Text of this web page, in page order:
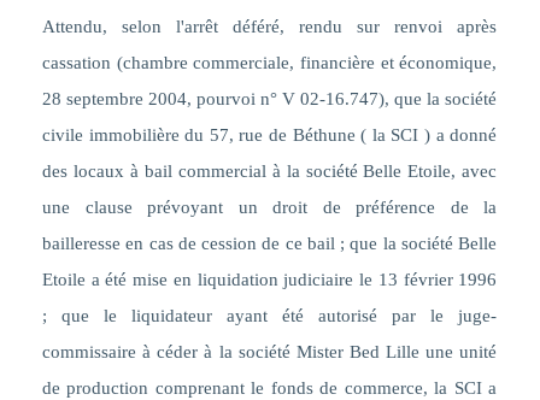
Attendu, selon l'arrêt déféré, rendu sur renvoi après
cassation (chambre commerciale, financière et économique,
28 septembre 2004, pourvoi n° V 02-16.747), quela société
civile immobilière du 57, rue de Béthune ( la SCI ) a donné
des locaux à bail commercial à la société Belle Etoile, avec
une clause prévoyant un droit de préférence de la
bailleresse en cas de cession de ce bail; que la société Belle
Etoile a été mise en liquidation judiciaire le 13 février 1996
; que le liquidateur ayant été autorisé par le juge-
commissaire à céder à la société Mister Bed Lille une unité
de production comprenant le fonds de commerce, la SCI a